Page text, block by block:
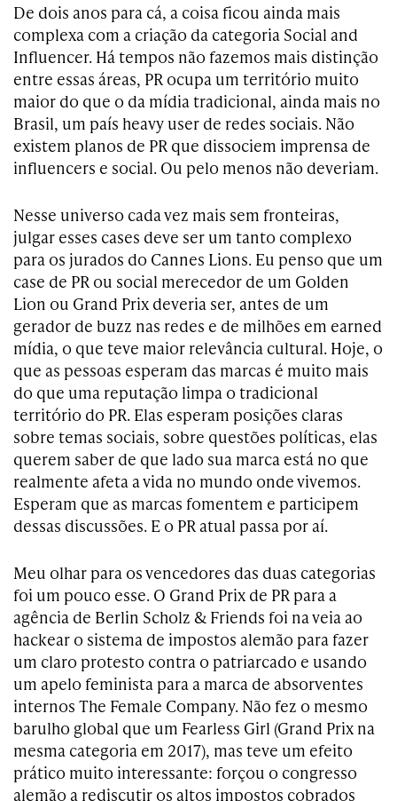
De dois anos para cá, a coisa ficou ainda mais
complexa com a criação da categoria Social and
Influencer. Há tempos não fazemos mais distinção
entre essas áreas, PR ocupa um território muito
maior do que o da mídia tradicional, ainda mais no
Brasil, um país heavy user de redes sociais. Não
existem planos de PR que dissociem imprensa de
influencers e social. Ou pelo menos não deveriam.
Nesse universo cada vez mais sem fronteiras,
julgar esses cases deve ser um tanto complexo
para os jurados do Cannes Lions. Eu penso que um
case de PR ou social merecedor de um Golden
Lion ou Grand Prix deveria ser, antes de um
gerador de buzz nas redes e de milhões em earned
mídia, o que teve maior relevância cultural. Hoje, o
que as pessoas esperam das marcas é muito mais
do que uma reputação limpa o tradicional
território do PR. Elas esperam posições claras
sobre temas sociais, sobre questões políticas, elas
querem saber de que lado sua marca está no que
realmente afeta a vida no mundo onde vivemos.
Esperam que as marcas fomentem e participem
dessas discussões. E o PR atual passa por aí.
Meu olhar para os vencedores das duas categorias
foi um pouco esse. O Grand Prix de PR para a
agência de Berlin Scholz & Friends foi na veia ao
hackear o sistema de impostos alemão para fazer
um claro protesto contra o patriarcado e usando
um apelo feminista para a marca de absorventes
internos The Female Company. Não fez o mesmo
barulho global que um Fearless Girl (Grand Prix na
mesma categoria em 2017), mas teve um efeito
prático muito interessante: forçou o congresso
alemão a rediscutir os altos impostos cobrados